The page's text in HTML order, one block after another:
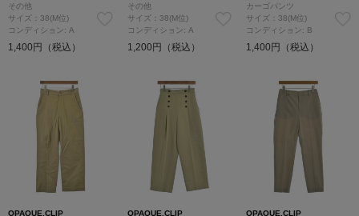
その他
サイズ：38(M位)
コンディション: A
1,400円（税込）
その他
サイズ：38(M位)
コンディション: A
1,200円（税込）
カーゴパンツ
サイズ：38(M位)
コンディション: B
1,400円（税込）
OPAQUE.CLIP
OPAQUE.CLIP
OPAQUE.CLIP